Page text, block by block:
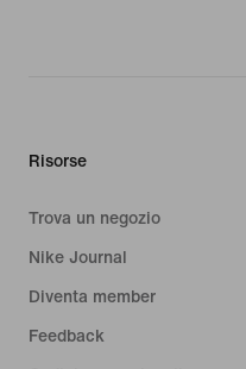
Risorse
Trova un negozio
Nike Journal
Diventa member
Feedback